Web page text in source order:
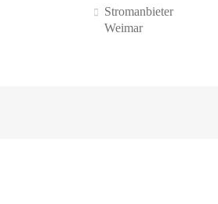
Stromanbieter
Weimar